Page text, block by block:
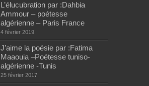
L’élucubration par :Dahbia
Ammour – poétesse
algérienne – Paris France
4 février 2019
J’aime la poésie par :Fatima
Maaouia –Poétesse tuniso-
algérienne -Tunis
25 février 2017